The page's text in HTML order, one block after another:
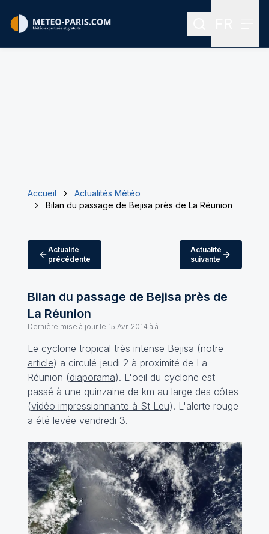
Rechercher
Accueil
Actualités Météo
Bilan du passage de Bejisa près de La Réunion
Actualité
précédente
Actualité
suivante
Bilan du passage de Bejisa près de
La Réunion
Dernière mise à jour le 15 Avr. 2014 à à
Le cyclone tropical très intense Bejisa (notre
article) a circulé jeudi 2 à proximité de La
Réunion (diaporama). L'oeil du cyclone est
passé à une quinzaine de km au large des côtes
(vidéo impressionnante à St Leu). L'alerte rouge
a été levée vendredi 3.